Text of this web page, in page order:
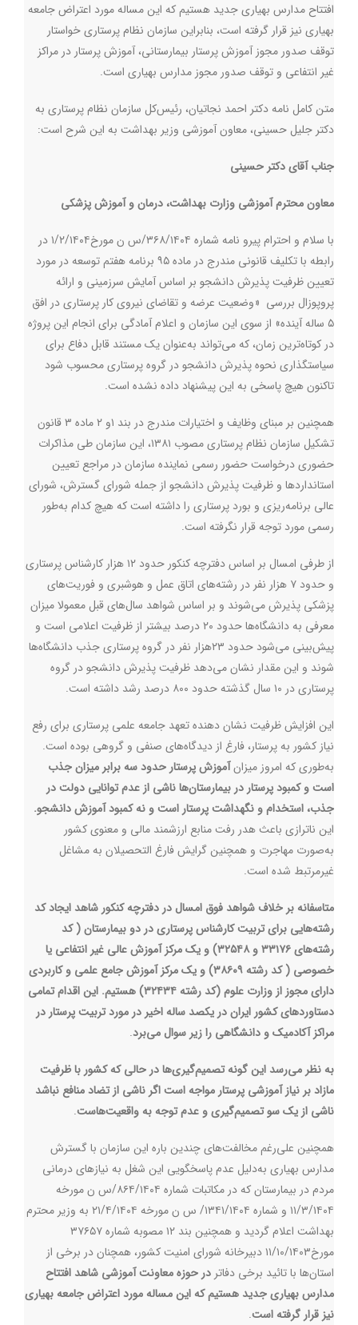
افتتاح مدارس بهیاری جدید هستیم که این مساله مورد اعتراض جامعه
بهیاری نیز قرار گرفته است، بنابراین سازمان نظام پرستاری خواستار
توقف صدور مجوز آموزش پرستار بیمارستانی، آموزش پرستار در مراکز
غیر انتفاعی و توقف صدور مجوز مدارس بهیاری است.
متن کامل نامه دکتر احمد نجاتیان، رئیس‌کل سازمان نظام پرستاری به
دکتر جلیل حسینی، معاون آموزشی وزیر بهداشت به این شرح است:
جناب آقای دکتر حسینی
معاون محترم آموزشی وزارت بهداشت، درمان و آموزش پزشکی
با سلام و احترام پیرو نامه شماره ۳۶۸/۱۴۰۴/س ن مورخ۱/۲/۱۴۰۴ در
رابطه با تکلیف قانونی مندرج در ماده ۹۵ برنامه هفتم توسعه در مورد
تعیین ظرفیت پذیرش دانشجو بر اساس آمایش سرزمینی و ارائه
پروپوزال بررسی «وضعیت عرضه و تقاضای نیروی کار پرستاری در افق
۵ ساله آینده» از سوی این سازمان و اعلام آمادگی برای انجام این پروژه
در کوتاه‌ترین زمان، که می‌تواند به‌عنوان یک مستند قابل دفاع برای
سیاستگذاری نحوه پذیرش دانشجو در گروه پرستاری محسوب شود
تاکنون هیچ پاسخی به این پیشنهاد داده نشده است.
همچنین بر مبنای وظایف و اختیارات مندرج در بند ۱و ۲ ماده ۳ قانون
تشکیل سازمان نظام پرستاری مصوب ۱۳۸۱، این سازمان طی مذاکرات
حضوری درخواست حضور رسمی نماینده سازمان در مراجع تعیین
استانداردها و ظرفیت پذیرش دانشجو از جمله شورای گسترش، شورای
عالی برنامه‌ریزی و بورد پرستاری را داشته است که هیچ کدام به‌طور
رسمی مورد توجه قرار نگرفته است.
از طرفی امسال بر اساس دفترچه کنکور حدود ۱۲ هزار کارشناس پرستاری
و حدود ۷ هزار نفر در رشته‌های اتاق عمل و هوشبری و فوریت‌های
پزشکی پذیرش می‌شوند و بر اساس شواهد سال‌های قبل معمولا میزان
معرفی به دانشگاه‌ها حدود ۲۰ درصد بیشتر از ظرفیت اعلامی است و
پیش‌بینی می‌شود حدود ۲۳هزار نفر در گروه پرستاری جذب دانشگاه‌ها
شوند و این مقدار نشان می‌دهد ظرفیت پذیرش دانشجو در گروه
پرستاری در ۱۰ سال گذشته حدود ۸۰۰ درصد رشد داشته است
.
این افزایش ظرفیت نشان دهنده تعهد جامعه علمی پرستاری برای رفع
نیاز کشور به پرستار، فارغ از دیدگاه‌های صنفی و گروهی بوده است.
به‌طوری که امروز میزانآموزش پرستار حدود سه برابر میزان جذب
است و کمبود پرستار در بیمارستانها ناشی از عدم توانایی دولت در
جذب، استخدام و نگهداشت پرستار است و نه کمبود آموزش دانشجو.
این ناترازی باعث هدر رفت منابع ارزشمند مالی و معنوی کشور
به‌صورت مهاجرت و همچنین گرایش فارغ التحصیلان به مشاغل
غیرمرتبط شده است.
متاسفانه بر خلاف شواهد فوق امسال در دفترچه کنکور شاهد ایجاد کد
رشته‌هایی برای تربیت کارشناس پرستاری در دو بیمارستان ( کد
رشته‌های ۳۳۱۷۶ و ۳۲۵۴۸) و یک مرکز آموزش عالی غیر انتفاعی یا
خصوصی ( کد رشته ۳۸۶۰۹) و یک مرکز آموزش جامع علمی و کاربردی
دارای مجوز از وزارت علوم (کد رشته ۳۲۴۳۴) هستیم. این اقدام تمامی
دستاوردهای کشور ایران در یکصد ساله اخیر در مورد تربیت پرستار در
مراکز آکادمیک و دانشگاهی را زیر سوال می‌برد.
به نظر می‌رسد این گونه تصمیم‌گیری‌ها در حالی که کشور با ظرفیت
مازاد بر نیاز آموزشی پرستار مواجه است اگر ناشی از تضاد منافع نباشد
ناشی از یک سو تصمیم‌گیری و عدم توجه به واقعیت‌هاست.
همچنین علی‌رغم مخالفت‌های چندین باره این سازمان با گسترش
مدارس بهیاری به‌دلیل عدم پاسخگویی این شغل به نیازهای درمانی
مردم در بیمارستان که در مکاتبات شماره ۸۶۴/۱۴۰۴/س ن مورخه
۱۱/۳/۱۴۰۴ و شماره ۱۳۴۱/۱۴۰۴/ س ن مورخه ۲۱/۴/۱۴۰۴ به وزیر محترم
بهداشت اعلام گردید و همچنین بند ۱۲ مصوبه شماره ۳۷۶۵۷
مورخ۱۱/۱۰/۱۴۰۳ دبیرخانه شورای امنیت کشور، همچنان در برخی از
استان‌ها با تائید برخی دفاتر در حوزه معاونت آموزشی شاهد افتتاح
مدارس بهیاری جدید هستیم که این مساله مورد اعتراض جامعه بهیاری
نیز قرار گرفته است.